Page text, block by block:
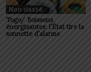
Non classé
Togo/ Boissons
énergisantes: l’État tire la
sonnette d’alarme